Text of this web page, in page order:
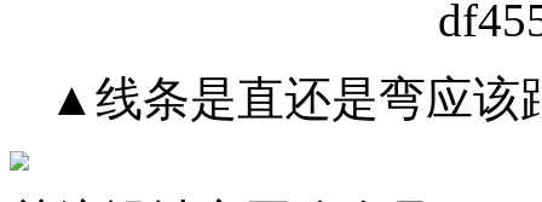
▲线条是直还是弯应该